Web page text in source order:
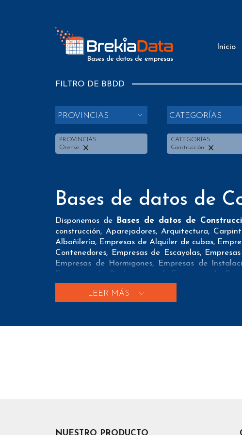
Inicio
FILTRO DE BBDD
PROVINCIAS
PROVINCIAS
Orense
CATEGORÍAS
CATEGORÍAS
Construcción
Bases de datos de
Disponemos de Bases de datos de
construcción, Aparejadores, Arquitectura,
Albañilería, Empresas de Alquiler de cubas,
Contenedores, Empresas de Escayolas,
Empresas de Hormigones, Empresas de
Empresas de Piedra natural, Empresas de
Empresas de Suelos de madera, Empresas de
de Trabajos verticales, Empresas de Tubos y
Nuestros listados normalmente ofrecen 3
LEER MÁS
NUESTRO PRODUCTO